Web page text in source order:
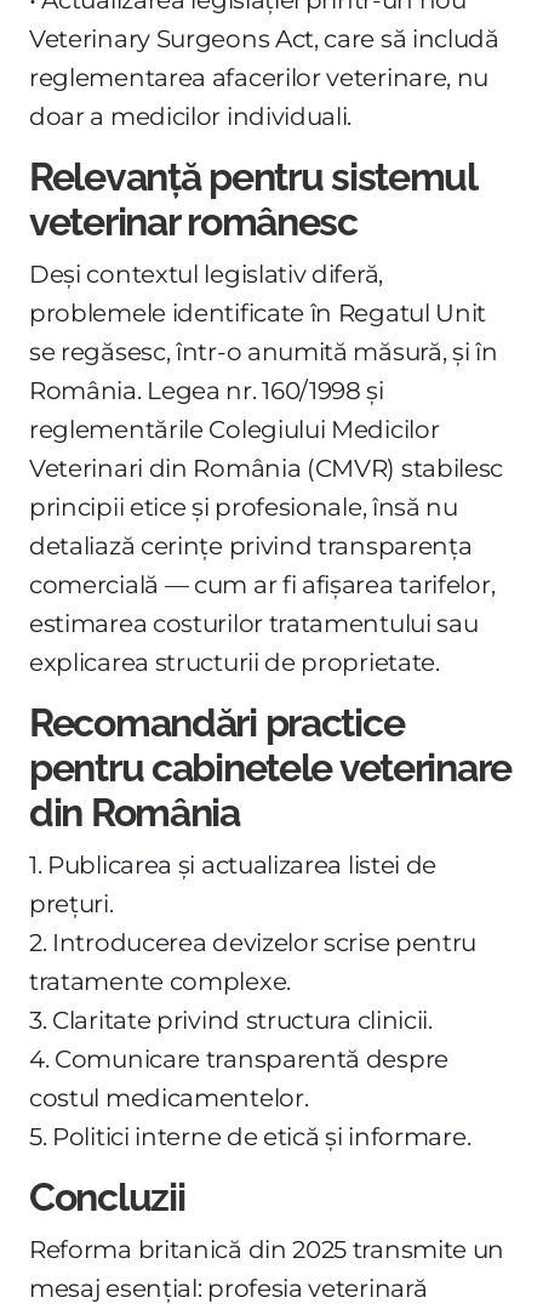
Veterinary Surgeons Act, care să includă
reglementarea afacerilor veterinare, nu
doar a medicilor individuali.
Relevanță pentru sistemul
veterinar românesc
Deși contextul legislativ diferă,
problemele identificate în Regatul Unit
se regăsesc, într-o anumită măsură, și în
România. Legea nr. 160/1998 și
reglementările Colegiului Medicilor
Veterinari din România (CMVR) stabilesc
principii etice și profesionale, însă nu
detaliază cerințe privind transparența
comercială — cum ar fi afișarea tarifelor,
estimarea costurilor tratamentului sau
explicarea structurii de proprietate.
Recomandări practice
pentru cabinetele veterinare
din România
1. Publicarea și actualizarea listei de
prețuri.
2. Introducerea devizelor scrise pentru
tratamente complexe.
3. Claritate privind structura clinicii.
4. Comunicare transparentă despre
costul medicamentelor.
5. Politici interne de etică și informare.
Concluzii
Reforma britanică din 2025 transmite un
mesaj esențial: profesia veterinară